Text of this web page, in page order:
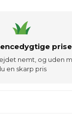
nemt, og uden
en skarp pris